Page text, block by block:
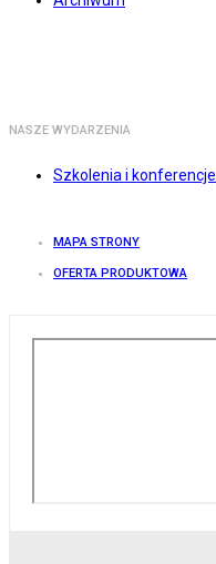
NASZE WYDARZENIA
Szkolenia i konferencje
MAPA STRONY
OFERTA PRODUKTOWA